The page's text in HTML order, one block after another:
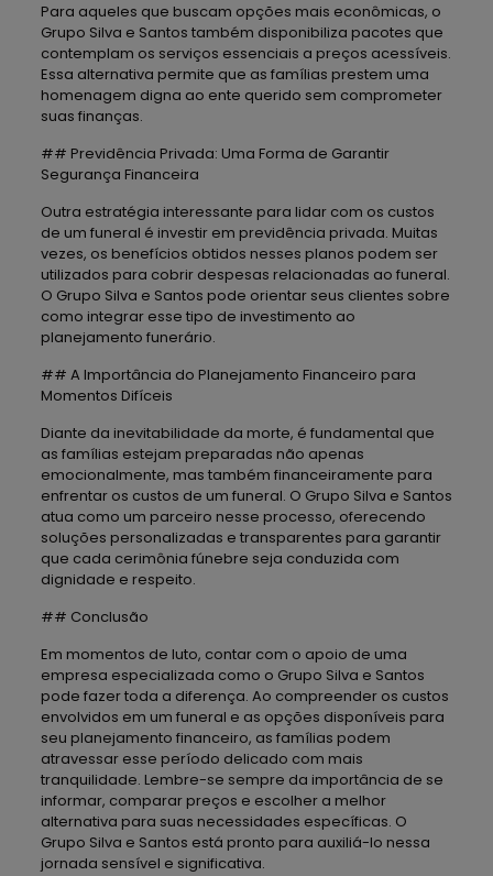
Para aqueles que buscam opções mais econômicas, o
Grupo Silva e Santos também disponibiliza pacotes que
contemplam os serviços essenciais a preços acessíveis.
Essa alternativa permite que as famílias prestem uma
homenagem digna ao ente querido sem comprometer
suas finanças.
## Previdência Privada: Uma Forma de Garantir
Segurança Financeira
Outra estratégia interessante para lidar com os custos
de um funeral é investir em previdência privada. Muitas
vezes, os benefícios obtidos nesses planos podem ser
utilizados para cobrir despesas relacionadas ao funeral.
O Grupo Silva e Santos pode orientar seus clientes sobre
como integrar esse tipo de investimento ao
planejamento funerário.
## A Importância do Planejamento Financeiro para
Momentos Difíceis
Diante da inevitabilidade da morte, é fundamental que
as famílias estejam preparadas não apenas
emocionalmente, mas também financeiramente para
enfrentar os custos de um funeral. O Grupo Silva e Santos
atua como um parceiro nesse processo, oferecendo
soluções personalizadas e transparentes para garantir
que cada cerimônia fúnebre seja conduzida com
dignidade e respeito.
## Conclusão
Em momentos de luto, contar com o apoio de uma
empresa especializada como o Grupo Silva e Santos
pode fazer toda a diferença. Ao compreender os custos
envolvidos em um funeral e as opções disponíveis para
seu planejamento financeiro, as famílias podem
atravessar esse período delicado com mais
tranquilidade. Lembre-se sempre da importância de se
informar, comparar preços e escolher a melhor
alternativa para suas necessidades específicas. O
Grupo Silva e Santos está pronto para auxiliá-lo nessa
jornada sensível e significativa.